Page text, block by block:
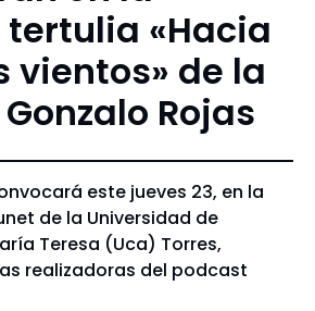
«Hacia
vientos» de la
Rojas
este jueves 23, en la
de la Universidad de
Teresa (Uca) Torres,
realizadoras del podcast